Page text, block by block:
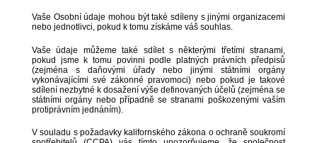
Vaše Osobní údaje mohou být také sdíleny s jinými organizacemi
nebo jednotlivci, pokud k tomu získáme váš souhlas.
Vaše údaje můžeme také sdílet s některými třetími stranami,
pokud jsme k tomu povinni podle platných právních předpisů
(zejména s daňovými úřady nebo jinými státními orgány
vykonávajícími své zákonné pravomoci) nebo pokud je takové
sdílení nezbytné k dosažení výše definovaných účelů (zejména se
státními orgány nebo případně se stranami poškozenými vaším
protiprávním jednáním).
V souladu s požadavky kalifornského zákona o ochraně soukromí